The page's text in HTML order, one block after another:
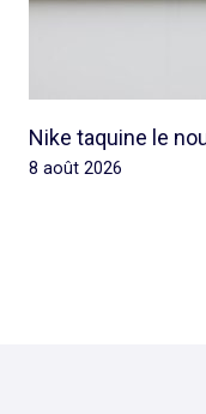
Nike taquine le
8 août 2026